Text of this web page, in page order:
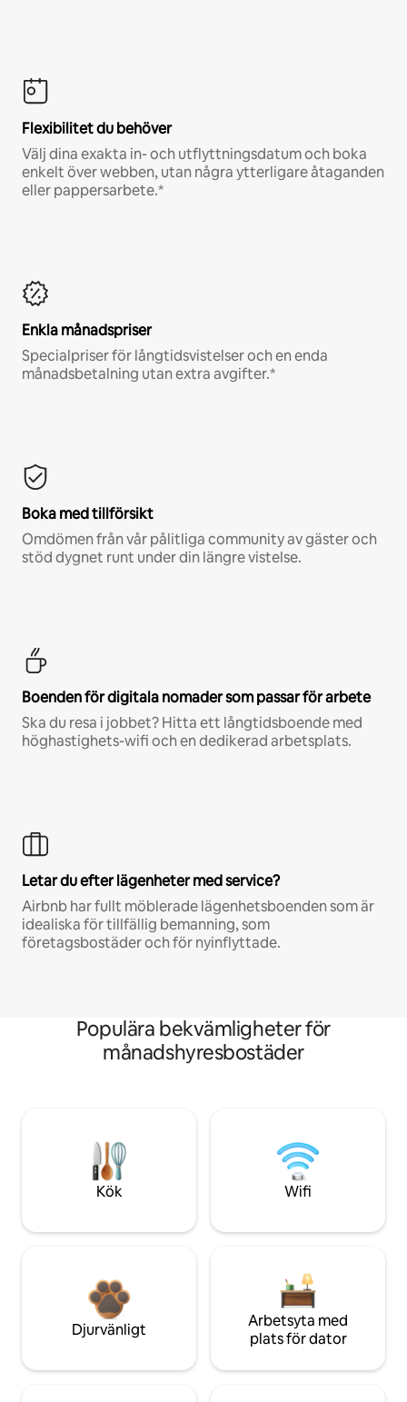
Flexibilitet du behöver
Välj dina exakta in- och utflyttningsdatum och boka
enkelt över webben, utan några ytterligare åtaganden
eller pappersarbete.*
Enkla månadspriser
Specialpriser för långtidsvistelser och en enda
månadsbetalning utan extra avgifter.*
Boka med tillförsikt
Omdömen från vår pålitliga community av gäster och
stöd dygnet runt under din längre vistelse.
Boenden för digitala nomader som passar för arbete
Ska du resa i jobbet? Hitta ett långtidsboende med
höghastighets-wifi och en dedikerad arbetsplats.
Letar du efter lägenheter med service?
Airbnb har fullt möblerade lägenhetsboenden som är
idealiska för tillfällig bemanning, som
företagsbostäder och för nyinflyttade.
Populära bekvämligheter för
månadshyresbostäder
Kök Wifi
Djurvänligt
Arbetsyta med
plats för dator